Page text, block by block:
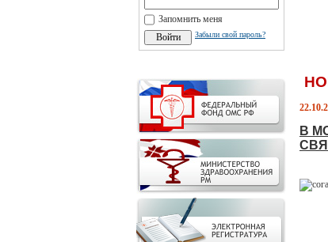
Запомнить меня
Забыли свой пароль?
В